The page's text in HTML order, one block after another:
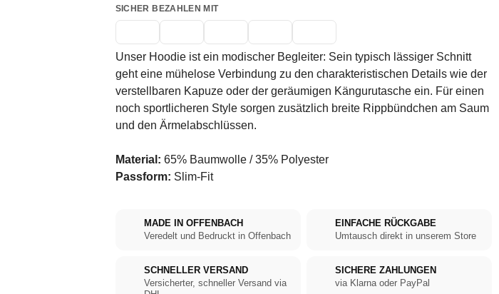
SICHER BEZAHLEN MIT
Unser Hoodie ist ein modischer Begleiter: Sein typisch lässiger Schnitt
geht eine mühelose Verbindung zu den charakteristischen Details wie der
verstellbaren Kapuze oder der geräumigen Kängurutasche ein. Für einen
noch sportlicheren Style sorgen zusätzlich breite Rippbündchen am Saum
und den Ärmelabschlüssen.
Material: 65% Baumwolle / 35% Polyester
Passform: Slim-Fit
MADE IN OFFENBACH
Veredelt und Bedruckt in Offenbach
EINFACHE RÜCKGABE
Umtausch direkt in unserem Store
SCHNELLER VERSAND
Versicherter, schneller Versand via
SICHERE ZAHLUNGEN
via Klarna oder PayPal